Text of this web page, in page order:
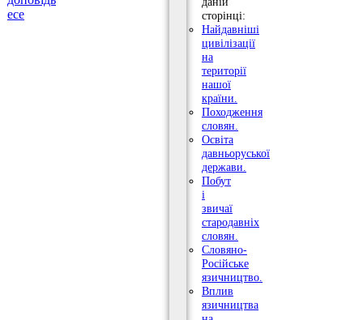
есе
сторінці:
Найдавніші
цивілізації
на
території
нашої
країни.
Походження
словян.
Освіта
давньоруської
держави.
Побут
і
звичаї
стародавніх
словян.
Словяно-
Російське
язичництво.
Вплив
язичництва